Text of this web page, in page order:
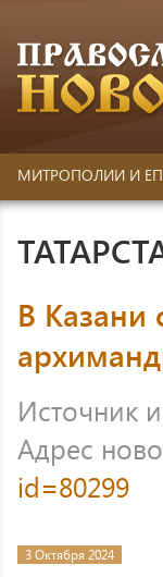
МИТРОПОЛИИ И
В Казани
Источник
Адрес
id=80299
3 Октября 2024